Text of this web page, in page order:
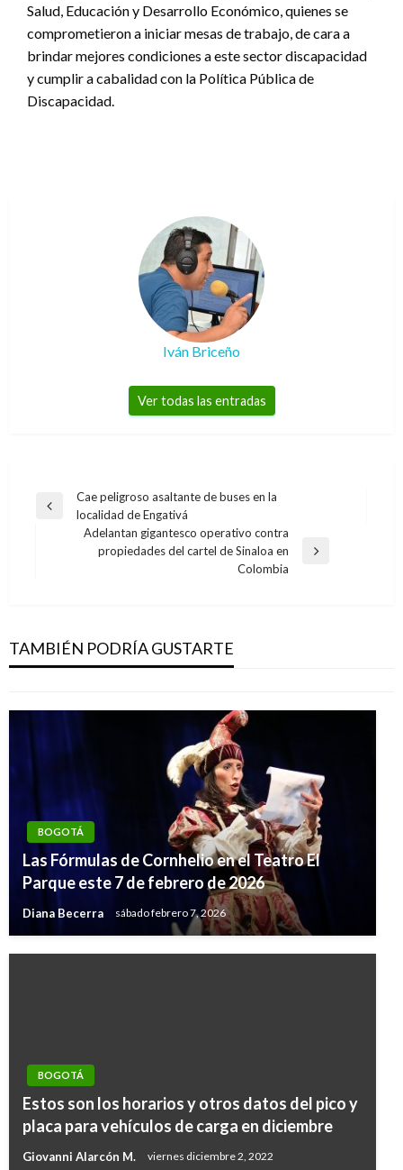
Salud, Educación y Desarrollo Económico, quienes se
comprometieron a iniciar mesas de trabajo, de cara a
brindar mejores condiciones a este sector discapacidad
y cumplir a cabalidad con la Política Pública de
Discapacidad.
Iván Briceño
Ver todas las entradas
Navegación
entradas
Entrada
Cae peligroso asaltante de buses en la
localidad de Engativá
Adelantan gigantesco operativo contra
propiedades del cartel de Sinaloa en
Colombia
TAMBIÉN PODRÍA GUSTARTE
Bogotá
Iván Briceño jueves enero 2, 2020
BOGOTÁ
Las Fórmulas de Cornhelio en el Teatro El
Parque este 7 de febrero de 2026
Diana Becerra sábado febrero 7, 2026
BOGOTÁ
Estos son los horarios y otros datos del pico y
placa para vehículos de carga en diciembre
Giovanni Alarcón M. viernes diciembre 2, 2022